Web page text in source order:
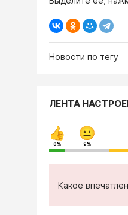
Новости по тегу
ЛЕНТА
0% 9%
Какое